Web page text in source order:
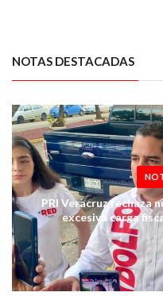
NOTAS DESTACADAS
PRI Veracruz rechaza
excesiva carga